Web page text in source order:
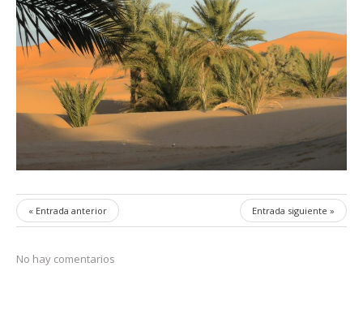
« Entrada anterior Entrada siguiente »
No hay comentarios